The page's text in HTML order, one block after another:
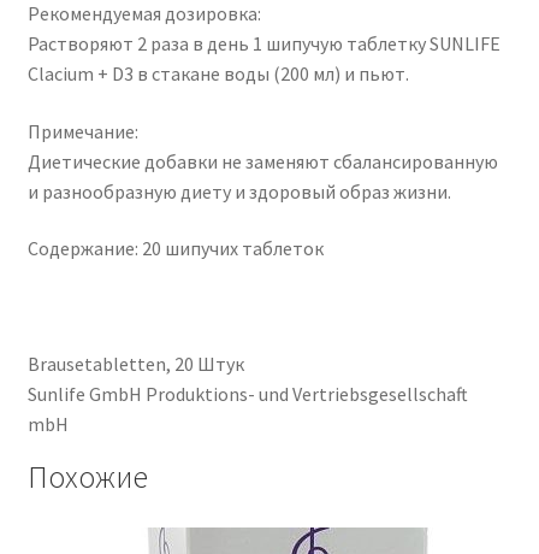
Рекомендуемая дозировка:
Растворяют 2 раза в день 1 шипучую таблетку SUNLIFE
Clacium + D3 в стакане воды (200 мл) и пьют.
Примечание:
Диетические добавки не заменяют сбалансированную
и разнообразную диету и здоровый образ жизни.
Содержание: 20 шипучих таблеток
Brausetabletten, 20 Штук
Sunlife GmbH Produktions- und Vertriebsgesellschaft
mbH
Похожие